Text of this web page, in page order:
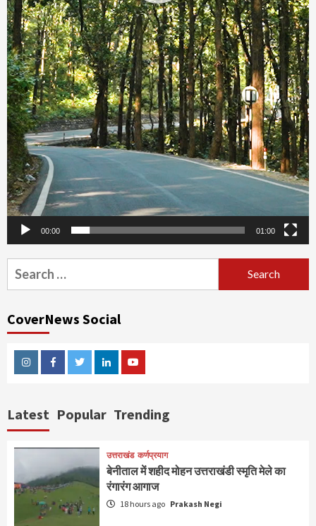
00:00 01:00
Search
for:
CoverNews Social
InstagramFacebookTwitterLinkedinYoutube
Latest Popular Trending
उत्तराखंड कर्णप्रयाग
बेनीताल में शहीद मोहन उत्तराखंडी स्मृति मेले का
रंगारंग आगाज
18 hours ago Prakash Negi